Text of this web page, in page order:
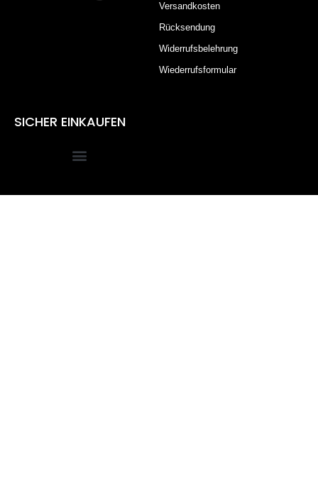
Versandkosten
Rücksendung
Widerrufsbelehrung
Wiederrufsformular
SICHER EINKAUFEN